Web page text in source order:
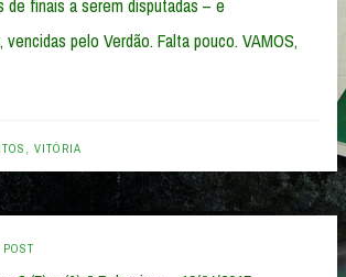
de finais a serem disputadas – e
pelo Verdão. Falta pouco. VAMOS,
, VITÓRIA
Previous